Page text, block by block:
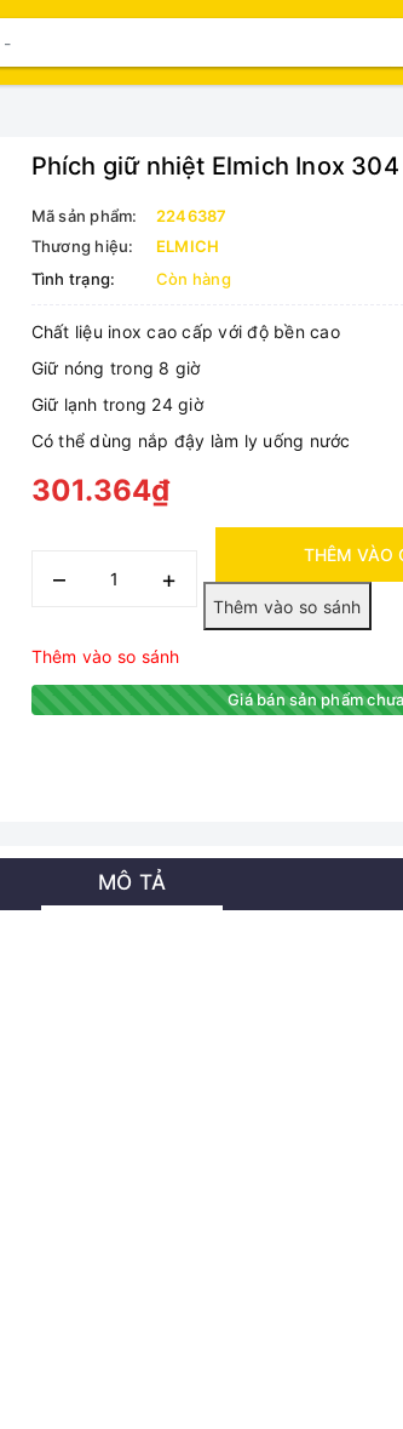
Phích giữ nhiệt Elmich Inox
Mã sản phẩm:
2246387
Thương hiệu:
ELMICH
Tình trạng:
Còn hàng
Chất liệu inox cao cấp với độ bền cao
Giữ nóng trong 8 giờ
Giữ lạnh trong 24 giờ
Có thể dùng nắp đậy làm ly uống nước
301.364₫
– +
THÊM VÀO
Thêm vào so sánh
Giá bán sản phẩm
MÔ TẢ